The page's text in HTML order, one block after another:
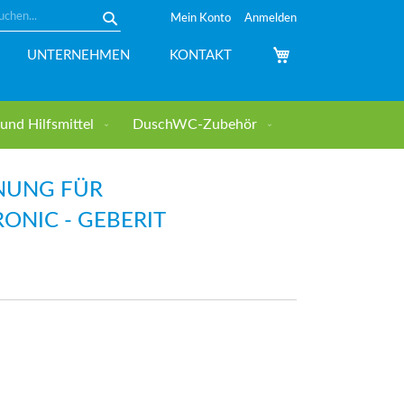
Mein Konto Anmelden
UNTERNEHMEN KONTAKT
Hilfsmittel DuschWC-Zubehör
FÜR
- GEBERIT